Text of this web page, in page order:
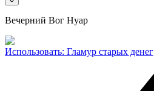
Вечерний Вог Нуар
Использовать: Гламур старых денег